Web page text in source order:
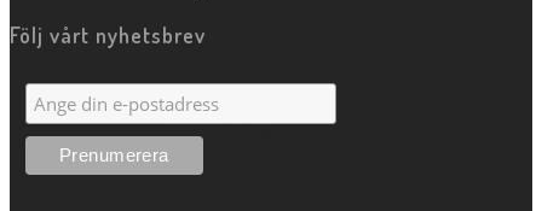
Framkallning
Följ vårt nyhetsbrev